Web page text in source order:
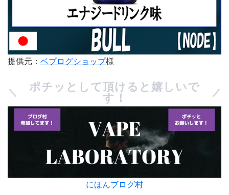
提供元： ベプログショップ様
ポチッとして頂けると嬉しいで
す！
にほんブログ村